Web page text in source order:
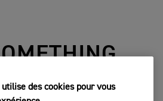
des cookies pour vous